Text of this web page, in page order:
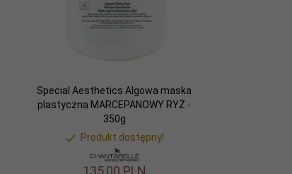
Special Aesthetics Algowa maska
plastyczna MARCEPANOWY RYŻ -
350g
Produkt dostępny!
135,00 PLN